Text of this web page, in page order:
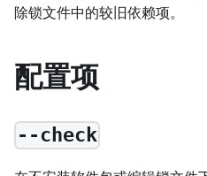
除锁文件中的较旧依赖项。
配置项
--check